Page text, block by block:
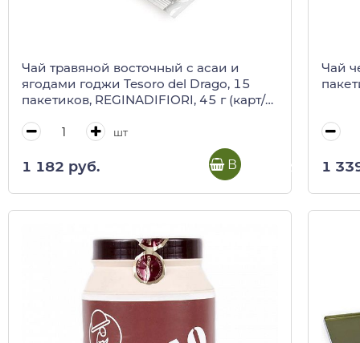
Чай травяной восточный с асаи и
ягодами годжи Tesoro del Drago, 15
пакетиков, REGINADIFIORI, 45 г (карт/
шт
1 182 руб. В корзину
Чай
1